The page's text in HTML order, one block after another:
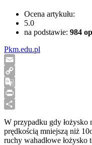
Ocena artykułu:
5.0
na podstawie: 984
Pkm.edu.pl
Email
Copy
Link
Google
Translate
Print
W przypadku gdy łożysko
prędkością mniejszą niż
ruchy wahadłowe łożysko